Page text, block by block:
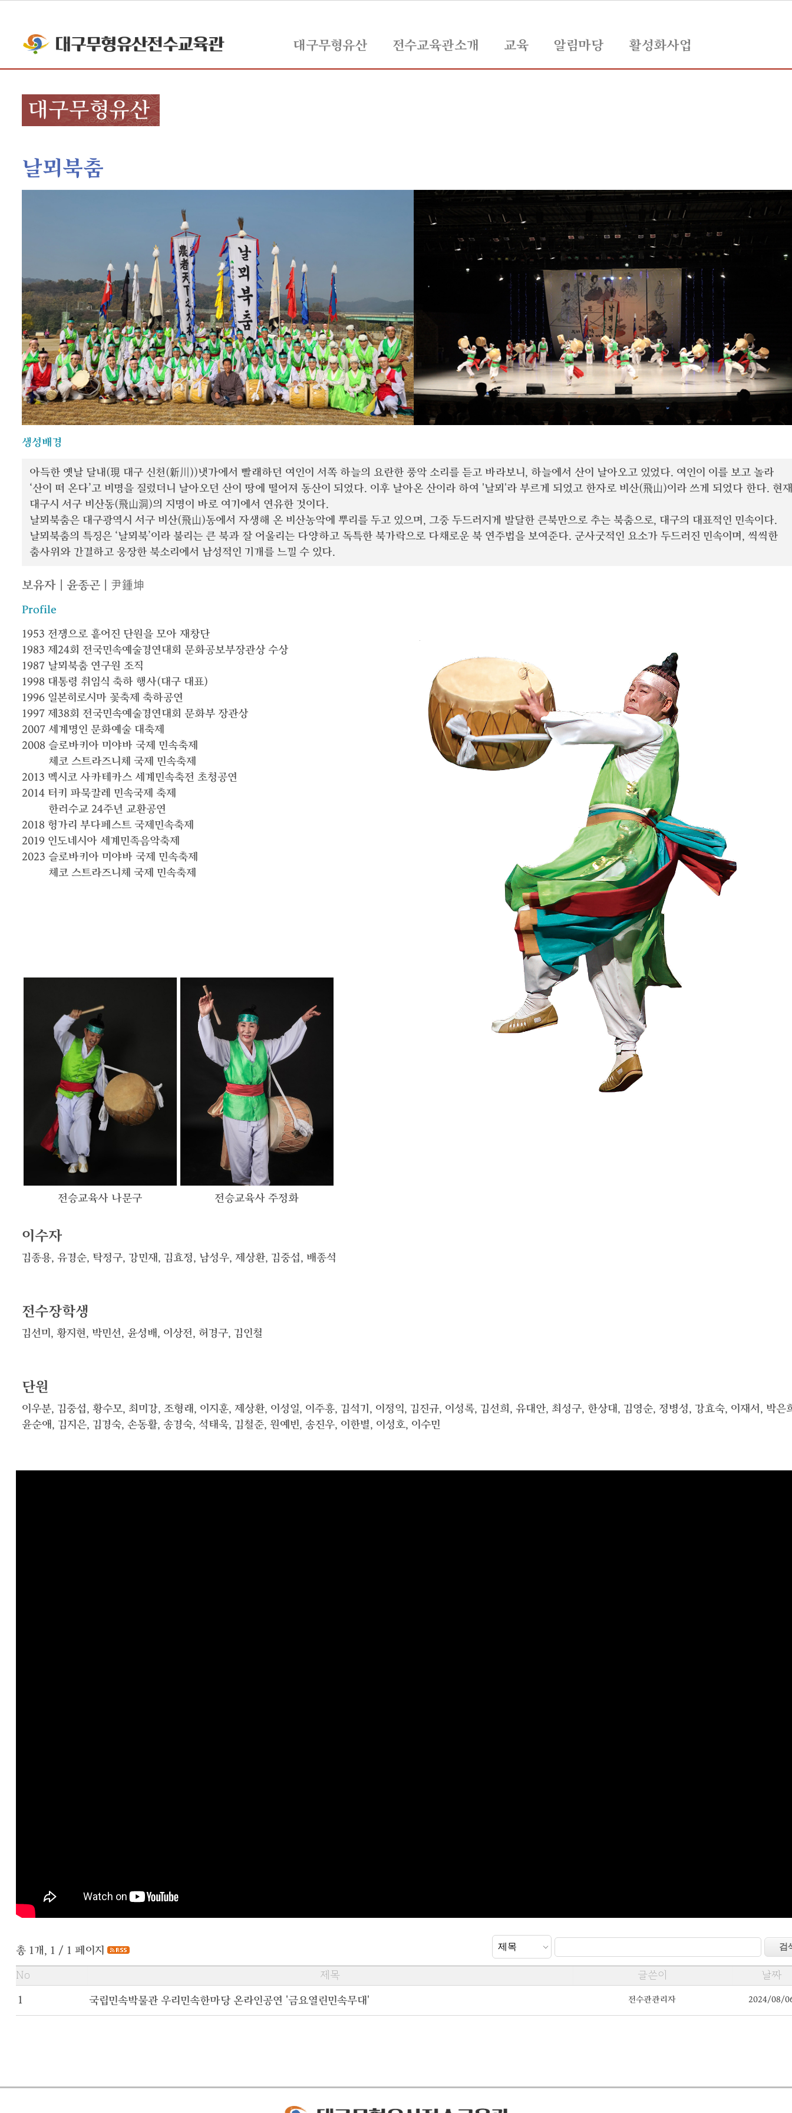
대구무형유산 전수교육관소개 교육 알림마당 활성화사업
대구무형유산
날뫼북춤
생성배경
아득한 옛날 달내(現 대구 신천(新川))냇가에서 빨래하던 여인이 서쪽 하늘의 요란한 풍악 소리를 듣고 바라보니, 하늘에서 산이 날아오고 있었다. 여인이 이를 보고 놀라
‘산이 떠 온다’고 비명을 질렀더니 날아오던 산이 땅에 떨어져 동산이 되었다. 이후 날아온 산이라 하여 '날뫼'라 부르게 되었고 한자로 비산(飛山)이라 쓰게 되었다 한다. 현
대구시 서구 비산동(飛山洞)의 지명이 바로 여기에서 연유한 것이다.
날뫼북춤은 대구광역시 서구 비산(飛山)동에서 자생해 온 비산농악에 뿌리를 두고 있으며, 그중 두드러지게 발달한 큰북만으로 추는 북춤으로, 대구의 대표적인 민속이다.
날뫼북춤의 특징은 ‘날뫼북’이라 불리는 큰 북과 잘 어울리는 다양하고 독특한 북가락으로 다채로운 북 연주법을 보여준다. 군사굿적인 요소가 두드러진 민속이며, 씩씩한
춤사위와 간결하고 웅장한 북소리에서 남성적인 기개를 느낄 수 있다.
보유자 | 윤종곤 | 尹鍾坤
Profile
1953 전쟁으로 흩어진 단원을 모아 재창단
1983 제24회 전국민속예술경연대회 문화공보부장관상 수상
1987 날뫼북춤 연구원 조직
1998 대통령 취임식 축하 행사(대구 대표)
1996 일본히로시마 꽃축제 축하공연
1997 제38회 전국민속예술경연대회 문화부 장관상
2007 세계명인 문화예술 대축제
2008 슬로바키아 미야바 국제 민속축제
체코 스트라즈니체 국제 민속축제
2013 멕시코 사카테카스 세계민속축전 초청공연
2014 터키 파묵칼레 민속국제 축제
한러수교 24주년 교환공연
2018 헝가리 부다페스트 국제민속축제
2019 인도네시아 세계민족음악축제
2023 슬로바키아 미야바 국제 민속축제
체코 스트라즈니체 국제 민속축제
전승교육사 나문구 전승교육사 주정화
이수자
김종용, 유경순, 탁정구, 강민재, 김효정, 남성우, 제상환, 김중섭, 배종석
전수장학생
김선미, 황지현, 박민선, 윤성배, 이상전, 허경구, 김인철
단원
이우분, 김중섭, 황수모, 최미강, 조형래, 이지훈, 제상환, 이성일, 이주흥, 김석기, 이정익, 김진규, 이성록, 김선희, 유대안, 최성구, 한상대, 김영순, 정병성, 강효숙, 이재서, 박은
윤순애, 김지은, 김경숙, 손동활, 송경숙, 석태욱, 김철준, 원예빈, 송진우, 이한별, 이성호, 이수민
총 1개, 1 / 1 페이지
No 제목 글쓴이 날짜
1 국립민속박물관 우리민속한마당 온라인공연 '금요열린민속무대' 전수관관리자 2024/08/